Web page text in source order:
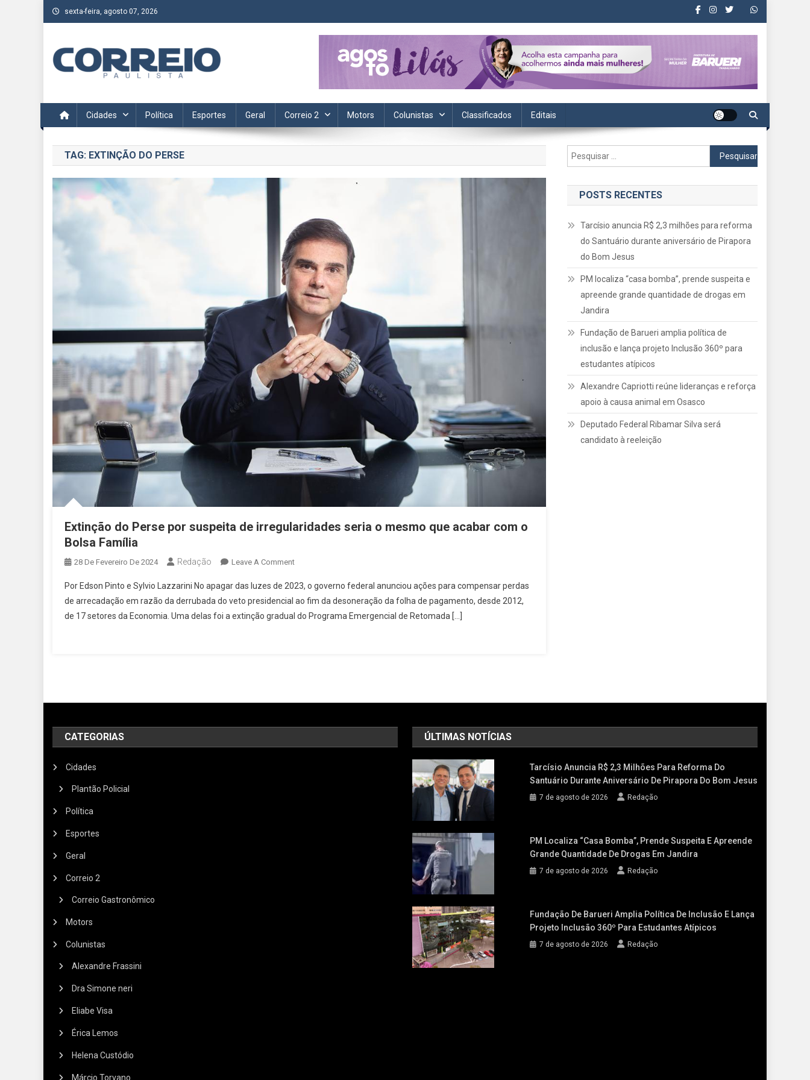
Skip
to
sexta-feira, agosto 07, 2026
Acompanhe as últimas notícias da região no Correio Paulista. Informação, política, saúde, economia, esportes e cotidiano.
Cidades Política Esportes Geral Correio 2 Motors Colunistas Classificados Editais
TAG: EXTINÇÃO DO PERSE
Extinção do Perse por suspeita de irregularidades seria o mesmo que acabar com o
Bolsa Família
28 De Fevereiro De 2024 Redação Leave A CommentOn
Do
Perse
Por
Acabar
Por Edson Pinto e Sylvio Lazzarini No apagar das luzes de 2023, o governo federal anunciou ações para compensar perdas
de arrecadação em razão da derrubada do veto presidencial ao fim da desoneração da folha de pagamento, desde 2012,
de 17 setores da Economia. Uma delas foi a extinção gradual do Programa Emergencial de Retomada […]
Pesquisar
por:
POSTS RECENTES
Tarcísio anuncia R$ 2,3 milhões para reforma
do Santuário durante aniversário de Pirapora
do Bom Jesus
PM localiza “casa bomba”, prende suspeita e
apreende grande quantidade de drogas em
Jandira
Fundação de Barueri amplia política de
inclusão e lança projeto Inclusão 360º para
estudantes atípicos
Alexandre Capriotti reúne lideranças e reforça
apoio à causa animal em Osasco
Deputado Federal Ribamar Silva será
candidato à reeleição
CATEGORIAS
Cidades
Plantão Policial
Política
Esportes
Geral
Correio 2
Correio Gastronômico
Motors
Colunistas
Alexandre Frassini
Dra Simone neri
Eliabe Visa
Érica Lemos
Helena Custódio
Márcio Torvano
ÚLTIMAS NOTÍCIAS
Tarcísio Anuncia R$ 2,3 Milhões Para Reforma Do
Santuário Durante Aniversário De Pirapora Do Bom Jesus
7 de agosto de 2026 Redação
PM Localiza “casa Bomba”, Prende Suspeita E Apreende
Grande Quantidade De Drogas Em Jandira
7 de agosto de 2026 Redação
Fundação De Barueri Amplia Política De Inclusão E Lança
Projeto Inclusão 360º Para Estudantes Atípicos
7 de agosto de 2026 Redação